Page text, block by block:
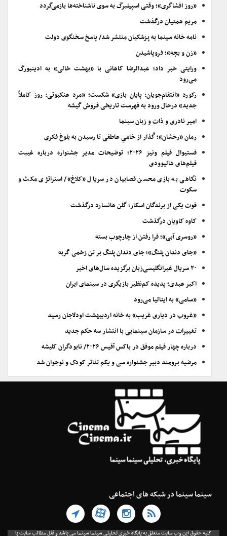
«روز افشاگری»؛ وقتی اسپیلبرگ به سوی ناشناخته‌ها بازمی‌گردد
مریم همتیان درگذشت
نامه خانه سینما به پزشکیان منتشر شد/ پاسخ سخنگوی دولت
«زن و بچه»؛ فروپاشیدن
ورایتی خبر داد؛ عبدالرضا کاهانی با «بهشت خالی» به ادینبورگ
می‌رود
رکورد «انتقام‌جویان: پایان بازی» شکست؛ «مرد عنکبوتی: روز کاملاً
جدید» درحال ورود به فهرست تاریخی فروش گیشه
امیر نادری و ذات و زبان سینما
رمان «رخشان»؛ گُذار از خامیِ عاطفی تا رسیدن به بلوغ فکری
فستیوال فیلم ونیز ۲۰۲۶؛ توضیحات مدیر جشنواره درباره غیبت
فیلم‌های هالیوودی
نگاهی به بازی محسن قصابیان در سریال «کلاغ»/ استراتژی مکث و
سکوت
فوت یکی از برندگان اسکار؛ گلن هانسارد درگذشت
کاوه کاویان درگذشت
«روسری آبی»؛ فرا رفتن از چارچوب بسته
«جای دندان پلنگ»؛ جای دندان پلنگ بر تن زخمی گربه
۲۰ سریال غیرانگلیسی‌زبان برگزیده سال‌های اخیر
اکبر عبدی؛ پدیده کم‌نظیر بازیگری در سینمای ایران
«سامی» به ایتالیا می‌رود
«غروب در دیاری غریب» به خانه اردیبهشت اودلاجان رسید
تغییرات در سازمان سینمایی با انتشار سه حکم جدید
درباره چهار فیلم موفق در باکس آفیس ۲۰۲۶/ نابودگران کلیشه
مرضیه برومند دبیر جشنواره سی و یکم تئاتر کودک و نوجوان شد
سینما سینما در شبکه های اجتماعی
کلیه حقوق این وب سایت متعلق به پایگاه خبری تحلیلی سینما سینما می باشد و نقل مطالب سایت با